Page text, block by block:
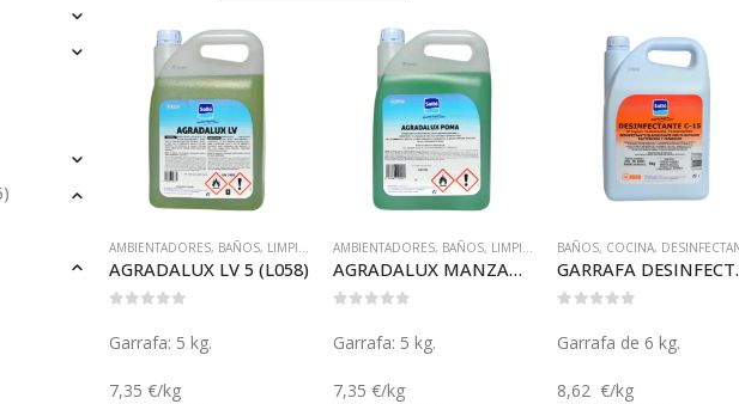
AMBIENTADORES, BAÑOS, LIMPIEZA Y DESINFECCIÓN DE ZONAS
AGRADALUX LV 5 (L058)
Garrafa: 5 kg.
7,35 €/kg
AMBIENTADORES, BAÑOS, LIMPIEZA Y DESINFECCIÓN DE ZONAS
AGRADALUX MANZANA 5 (L057)
Garrafa: 5 kg.
7,35 €/kg
BAÑOS, COCINA,
Garrafa de 6 kg.
8,62 €/kg